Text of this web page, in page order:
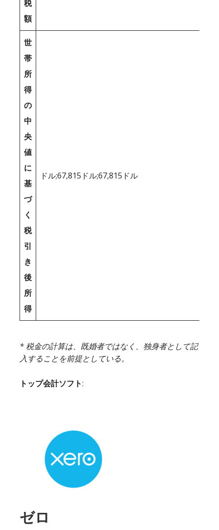
税
額
世
帯
所
得
の
中
央
値
に
基
づ
く
税
引
き
後
所
得
ドル;67,815ドル;67,815ドル
* 税金の計算は、既婚者ではなく、独身者として記
入することを前提としている。
トップ会計ソフト:
ゼロ